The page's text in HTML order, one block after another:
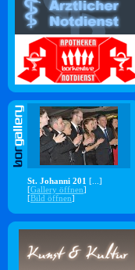
St. Johanni 201
[...]
[Gallery öffnen]
[Bild öffnen]